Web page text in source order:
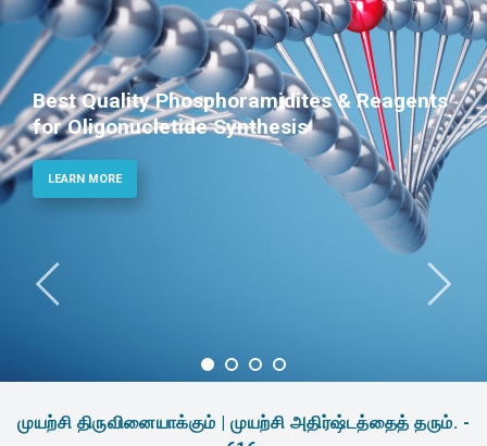
Phosphoramidites for Diagnostic and
Therapeutic Applications
LEARN MORE
முயற்சி திருவினையாக்கும் | முயற்சி அதிர்ஷ்டத்தைத் தரும். -